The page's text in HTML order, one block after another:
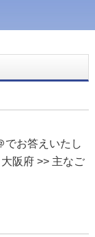
でお答えいたし
阪府 >> 主なご